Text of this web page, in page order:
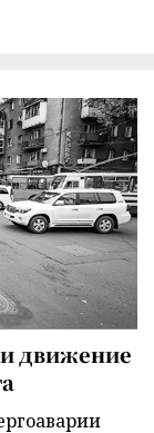
движение